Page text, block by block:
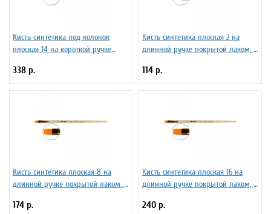
Кисть синтетика под колонок
плоская 14 на короткой ручке
338 р.
Кисть синтетика плоская 2 на
длинной ручке покрытой лаком, с
ЖС2-02,02Ж
114 р.
Кисть синтетика плоская 8 на
длинной ручке покрытой лаком, с
ЖС2-08,02Ж
174 р.
Кисть синтетика плоская 16 на
длинной ручке покрытой лаком, с
ЖС2-16,02Ж
240 р.